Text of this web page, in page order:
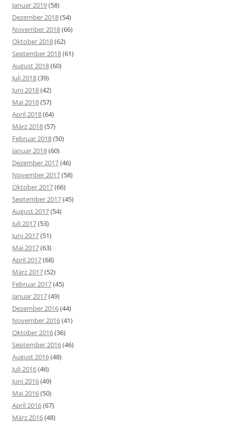
Januar 2019(58)
Dezember 2018(54)
November 2018(66)
Oktober 2018(62)
September 2018(61)
August 2018(60)
Juli 2018(39)
Juni 2018(42)
Mai 2018(57)
April 2018(64)
März 2018(57)
Februar 2018(50)
Januar 2018(60)
Dezember 2017(46)
November 2017(58)
Oktober 2017(66)
September 2017(45)
August 2017(54)
Juli 2017(53)
Juni 2017(51)
Mai 2017(63)
April 2017(68)
März 2017(52)
Februar 2017(45)
Januar 2017(49)
Dezember 2016(44)
November 2016(41)
Oktober 2016(36)
September 2016(46)
August 2016(48)
Juli 2016(46)
Juni 2016(49)
Mai 2016(50)
April 2016(67)
März 2016(48)